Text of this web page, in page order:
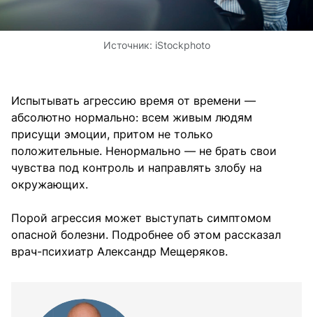
Источник: iStockphoto
Испытывать агрессию время от времени —
абсолютно нормально: всем живым людям
присущи эмоции, притом не только
положительные. Ненормально — не брать свои
чувства под контроль и направлять злобу на
окружающих.
Порой агрессия может выступать симптомом
опасной болезни. Подробнее об этом рассказал
врач-психиатр Александр Мещеряков.